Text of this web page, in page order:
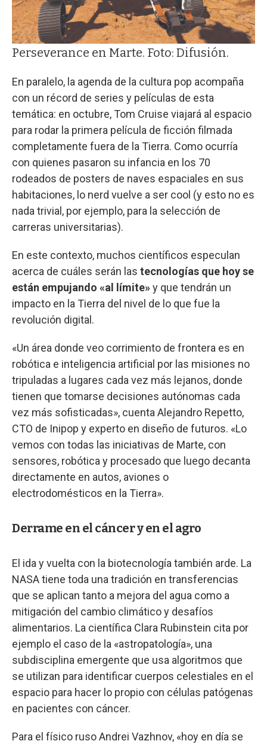
Perseverance en Marte. Foto: Difusión.
En paralelo, la agenda de la cultura pop acompaña
con un récord de series y películas de esta
temática: en octubre, Tom Cruise viajará al espacio
para rodar la primera película de ficción filmada
completamente fuera de la Tierra. Como ocurría
con quienes pasaron su infancia en los 70
rodeados de posters de naves espaciales en sus
habitaciones, lo nerd vuelve a ser cool (y esto no es
nada trivial, por ejemplo, para la selección de
carreras universitarias).
En este contexto, muchos científicos especulan
acerca de cuáles serán las tecnologías que hoy se
están empujando «al límite»y que tendrán un
impacto en la Tierra del nivel de lo que fue la
revolución digital.
«Un área donde veo corrimiento de frontera es en
robótica e inteligencia artificial por las misiones no
tripuladas a lugares cada vez más lejanos, donde
tienen que tomarse decisiones autónomas cada
vez más sofisticadas», cuenta Alejandro Repetto,
CTO de Inipop y experto en diseño de futuros. «Lo
vemos con todas las iniciativas de Marte, con
sensores, robótica y procesado que luego decanta
directamente en autos, aviones o
electrodomésticos en la Tierra».
Derrame en el cáncer y en el agro
El ida y vuelta con la biotecnología también arde. La
NASA tiene toda una tradición en transferencias
que se aplican tanto a mejora del agua como a
mitigación del cambio climático y desafíos
alimentarios. La científica Clara Rubinstein cita por
ejemplo el caso de la «astropatología», una
subdisciplina emergente que usa algoritmos que
se utilizan para identificar cuerpos celestiales en el
espacio para hacer lo propio con células patógenas
en pacientes con cáncer.
Para el físico ruso Andrei Vazhnov, «hoy en día se